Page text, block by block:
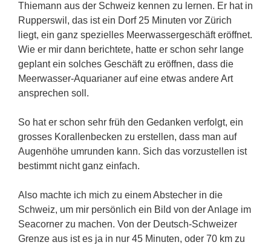
Thiemann aus der Schweiz kennen zu lernen. Er hat in
Rupperswil, das ist ein Dorf 25 Minuten vor Zürich
liegt, ein ganz spezielles Meerwassergeschäft eröffnet.
Wie er mir dann berichtete, hatte er schon sehr lange
geplant ein solches Geschäft zu eröffnen, dass die
Meerwasser-Aquarianer auf eine etwas andere Art
ansprechen soll.
So hat er schon sehr früh den Gedanken verfolgt, ein
grosses Korallenbecken zu erstellen, dass man auf
Augenhöhe umrunden kann. Sich das vorzustellen ist
bestimmt nicht ganz einfach.
Also machte ich mich zu einem Abstecher in die
Schweiz, um mir persönlich ein Bild von der Anlage im
Seacorner zu machen. Von der Deutsch-Schweizer
Grenze aus ist es ja in nur 45 Minuten, oder 70 km zu